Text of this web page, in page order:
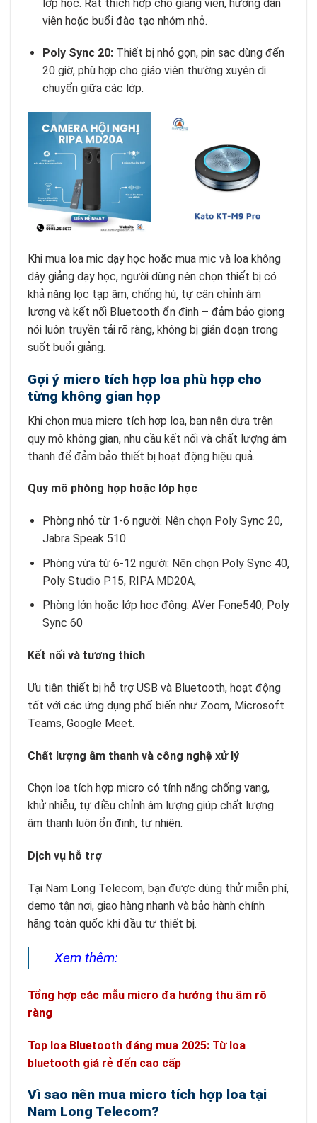
lớp học. Rất thích hợp cho giảng viên, hướng dẫn
viên hoặc buổi đào tạo nhóm nhỏ.
Poly Sync 20:Thiết bị nhỏ gọn, pin sạc dùng đến
20 giờ, phù hợp cho giáo viên thường xuyên di
chuyển giữa các lớp.
Khi mua loa mic dạy học hoặc mua mic và loa không
dây giảng dạy học, người dùng nên chọn thiết bị có
khả năng lọc tạp âm, chống hú, tự cân chỉnh âm
lượng và kết nối Bluetooth ổn định – đảm bảo giọng
nói luôn truyền tải rõ ràng, không bị gián đoạn trong
suốt buổi giảng.
Gợi ý micro tích hợp loa phù hợp cho
từng không gian họp
Khi chọn mua micro tích hợp loa, bạn nên dựa trên
quy mô không gian, nhu cầu kết nối và chất lượng âm
thanh để đảm bảo thiết bị hoạt động hiệu quả.
Quy mô phòng họp hoặc lớp học
Phòng nhỏ từ 1-6 người: Nên chọn Poly Sync 20,
Jabra Speak 510
Phòng vừa từ 6-12 người: Nên chọn Poly Sync 40,
Poly Studio P15, RIPA MD20A,
Phòng lớn hoặc lớp học đông: AVer Fone540, Poly
Sync 60
Kết nối và tương thích
Ưu tiên thiết bị hỗ trợ USB và Bluetooth, hoạt động
tốt với các ứng dụng phổ biến như Zoom, Microsoft
Teams, Google Meet.
Chất lượng âm thanh và công nghệ xử lý
Chọn loa tích hợp micro có tính năng chống vang,
khử nhiễu, tự điều chỉnh âm lượng giúp chất lượng
âm thanh luôn ổn định, tự nhiên.
Dịch vụ hỗ trợ
Tại Nam Long Telecom, bạn được dùng thử miễn phí,
demo tận nơi, giao hàng nhanh và bảo hành chính
hãng toàn quốc khi đầu tư thiết bị.
Xem thêm:
Tổng hợp các mẫu micro đa hướng thu âm rõ
ràng
Top loa Bluetooth đáng mua 2025: Từ loa
bluetooth giá rẻ đến cao cấp
Vì sao nên mua micro tích hợp loa tại
Nam Long Telecom?